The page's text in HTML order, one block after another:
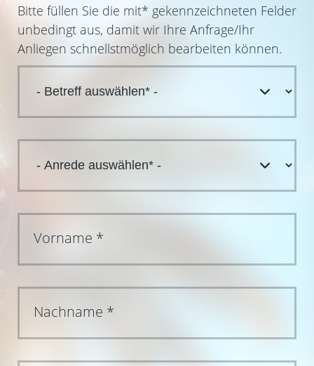
Bitte füllen Sie die mit* gekennzeichneten Felder
unbedingt aus, damit wir Ihre Anfrage/Ihr
Anliegen schnellstmöglich bearbeiten können.